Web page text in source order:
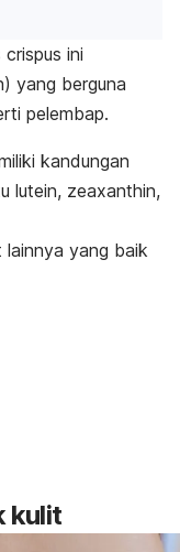
crispus ini
yang berguna
pelembap.
kandungan
lutein, zeaxanthin,
lainnya yang baik
kulit